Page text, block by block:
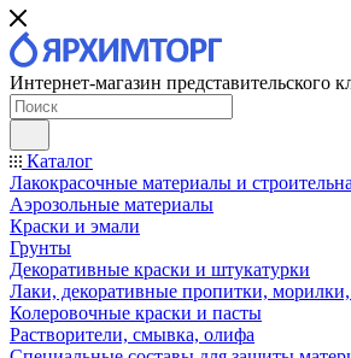
Интернет-магазин представительского
Каталог
Лакокрасочные материалы и
Аэрозольные материалы
Краски и эмали
Грунты
Декоративные краски и штукатурки
Лаки, декоративные пропитки,
Колеровочные краски и пасты
Растворители, смывка, олифа